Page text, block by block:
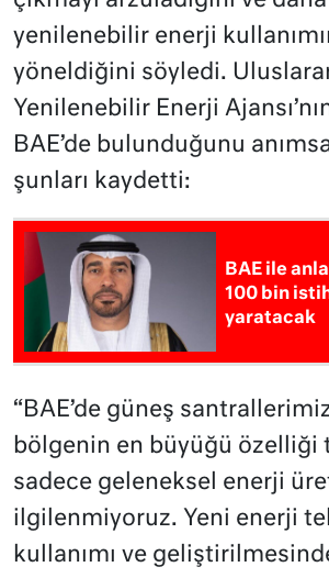
yenilenebilir enerji
yöneldiğini söyledi.
Yenilenebilir Enerji
BAE’de bulunduğunu
şunları kaydetti:
BAE ile
100 bin
yaratacak
“BAE’de güneş
bölgenin en büyüğü özelliği
sadece geleneksel enerji
ilgilenmiyoruz. Yeni enerji
kullanımı ve